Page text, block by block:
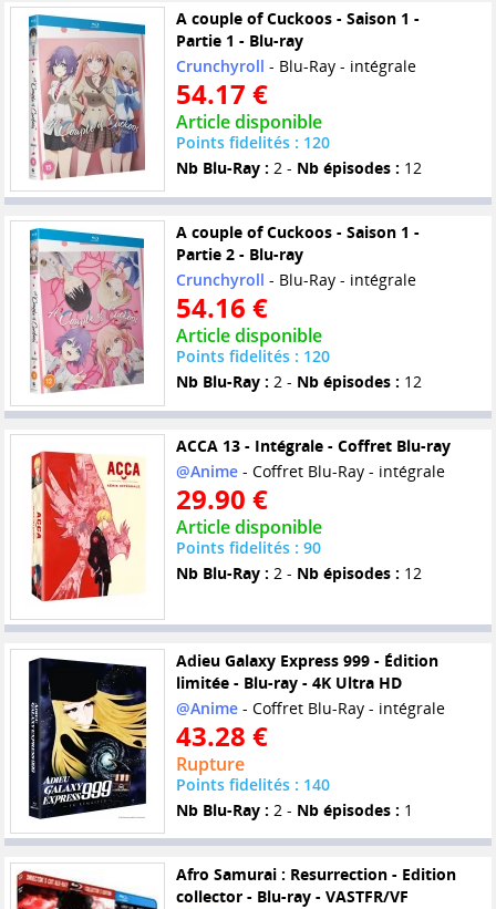
A couple of Cuckoos - Saison 1 -
Partie 1 - Blu-ray
Crunchyroll - Blu-Ray - intégrale
54.17 €
Article disponible
Points fidelités : 120
Nb Blu-Ray : 2 - Nb épisodes : 12
A couple of Cuckoos - Saison 1 -
Partie 2 - Blu-ray
Crunchyroll - Blu-Ray - intégrale
54.16 €
Article disponible
Points fidelités : 120
Nb Blu-Ray : 2 - Nb épisodes : 12
ACCA 13 - Intégrale - Coffret Blu-ray
@Anime- Coffret Blu-Ray - intégrale
29.90 €
Article disponible
Points fidelités : 90
Nb Blu-Ray : 2 - Nb épisodes : 12
Adieu Galaxy Express 999 - Édition
limitée - Blu-ray - 4K Ultra HD
@Anime- Coffret Blu-Ray - intégrale
43.28 €
Rupture
Points fidelités : 140
Nb Blu-Ray : 2 - Nb épisodes : 1
Afro Samurai : Resurrection - Edition
collector - Blu-ray - VASTFR/VF